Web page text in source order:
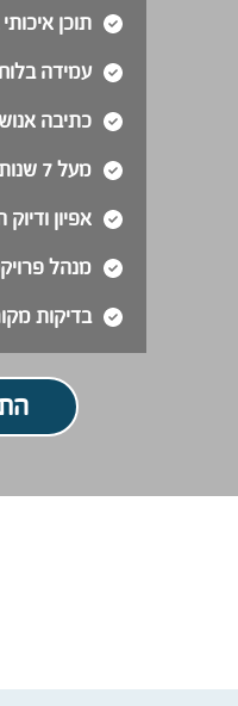
תוכן
עמידה
כתיבה
מעל 7 שנות ניסיון
אפיון
מנהל
בדיקות